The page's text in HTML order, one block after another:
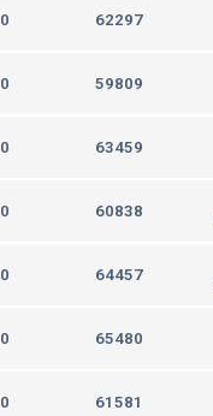
0 62297
0 59809
0 63459
0 60838
0 64457
0 65480
0 61581